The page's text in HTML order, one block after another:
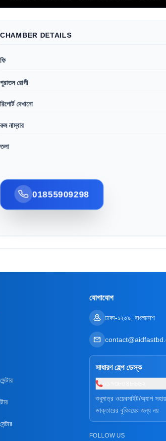
CHAMBER DETAILS
ফি
পুরাতন রোগী
রিপোর্ট দেখানো
রুম নাম্বার
তলা
01855909298
যোগাযোগ
ঢাকা-১২০৯, বাংলাদেশ
সাধারণ হেল্প ডেস্ক
শুধুমাত্র ওয়েবসাইট/অ্যাপ
ডাক্তারের বুকিংয়ের জন্য নয়
FOLLOW US